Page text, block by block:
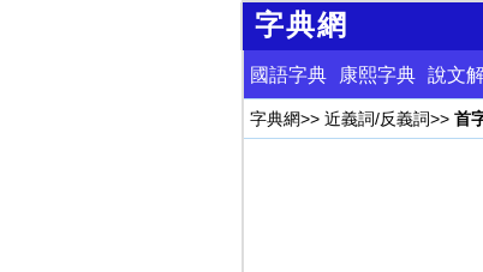
字典網
國語字典 康熙字典 說文
字典網>> 近義詞/反義詞>> 首